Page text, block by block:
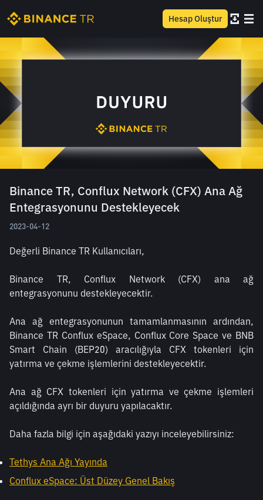
Hesap Oluştur
Binance TR, Conflux Network (CFX) Ana Ağ
Entegrasyonunu Destekleyecek
2023-04-12
Değerli Binance TR Kullanıcıları,
Binance TR, Conflux Network (CFX) ana ağ
entegrasyonunu destekleyecektir.
Ana ağ entegrasyonunun tamamlanmasının ardından,
Binance TR Conflux eSpace, Conflux Core Space ve BNB
Smart Chain (BEP20) aracılığıyla CFX tokenleri için
yatırma ve çekme işlemlerini destekleyecektir.
Ana ağ CFX tokenleri için yatırma ve çekme işlemleri
açıldığında ayrı bir duyuru yapılacaktır.
Daha fazla bilgi için aşağıdaki yazıyı inceleyebilirsiniz:
Tethys Ana Ağı Yayında
Conflux eSpace: Üst Düzey Genel Bakış